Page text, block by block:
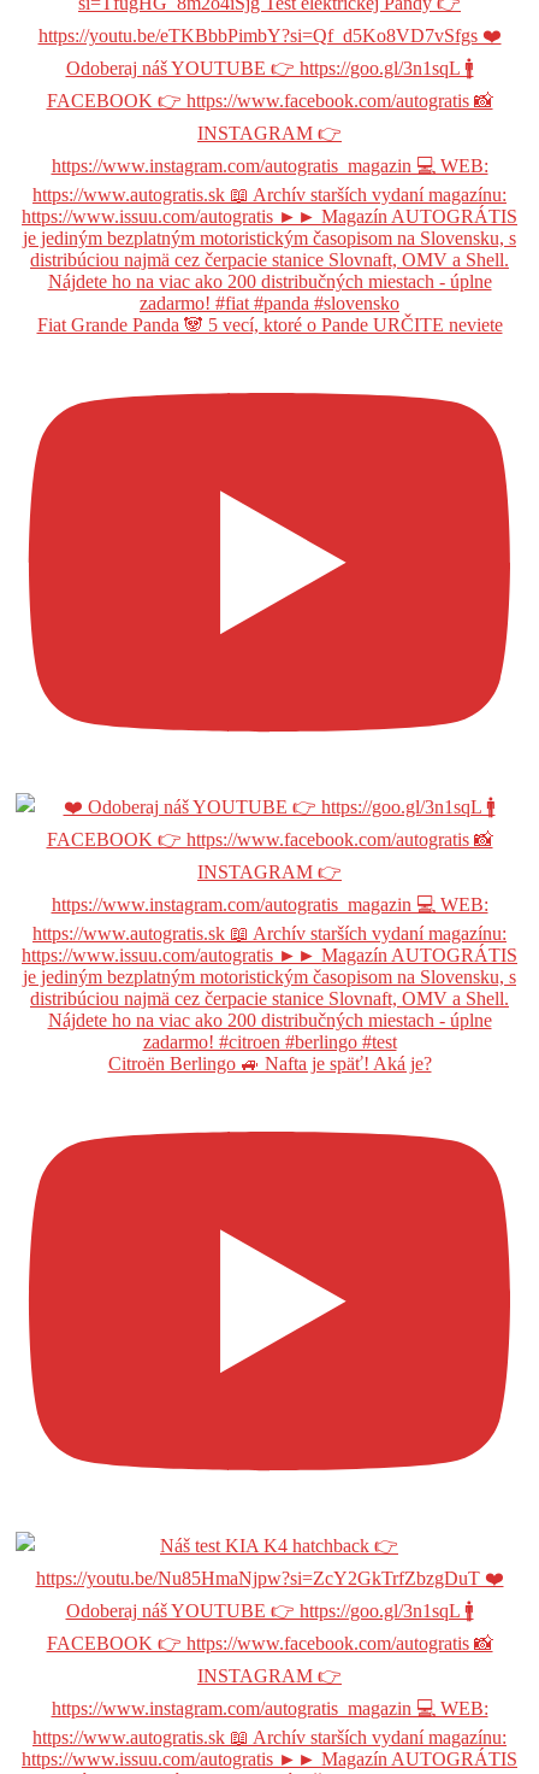
Fiat Grande Panda 🐼 5 vecí, ktoré o Pande URČITE neviete
Citroën Berlingo 🚙 Nafta je späť! Aká je?